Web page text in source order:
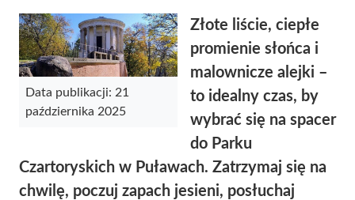
Data publikacji: 21
października 2025
Złote liście, ciepłe
promienie słońca i
malownicze alejki –
to idealny czas, by
wybrać się na spacer
do Parku
Czartoryskich w Puławach. Zatrzymaj się na
chwilę, poczuj zapach jesieni, posłuchaj